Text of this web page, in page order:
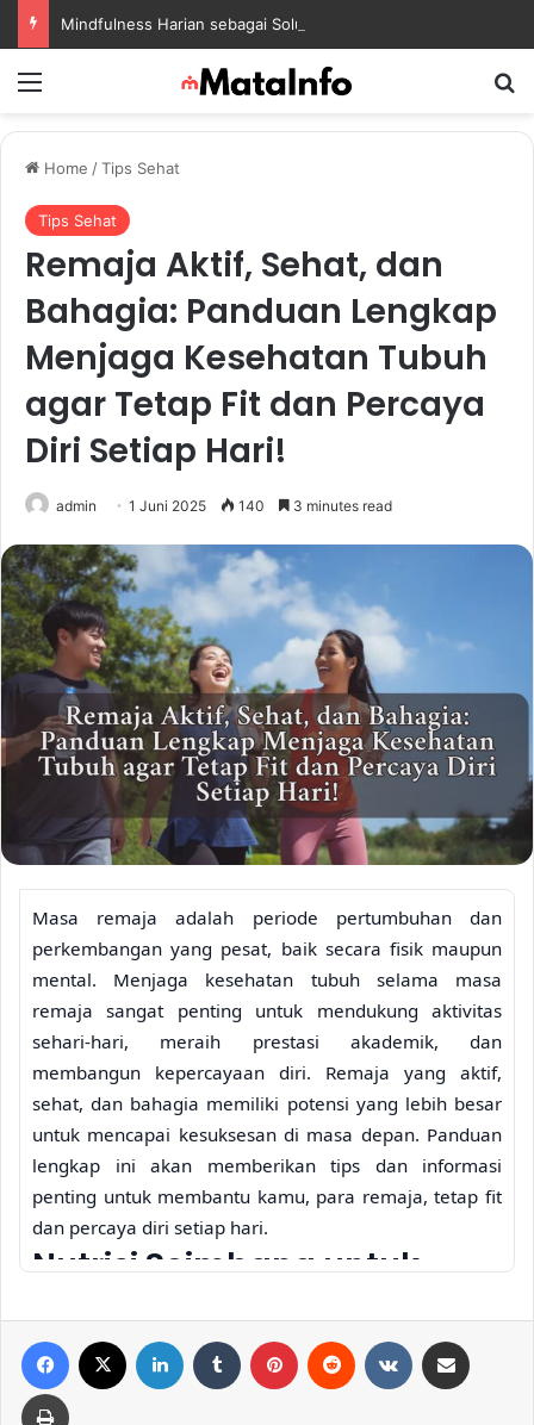
Home /Tips Sehat
Tips Sehat
Remaja Aktif, Sehat, dan
Bahagia: Panduan Lengkap
Menjaga Kesehatan Tubuh
agar Tetap Fit dan Percaya
Diri Setiap Hari!
admin 1 Juni 2025 140 3 minutes read
Masa remaja adalah periode pertumbuhan dan
perkembangan yang pesat, baik secara fisik maupun
mental. Menjaga kesehatan tubuh selama masa
remaja sangat penting untuk mendukung aktivitas
sehari-hari, meraih prestasi akademik, dan
membangun kepercayaan diri. Remaja yang aktif,
sehat, dan bahagia memiliki potensi yang lebih besar
untuk mencapai kesuksesan di masa depan. Panduan
lengkap ini akan memberikan tips dan informasi
penting untuk membantu kamu, para remaja, tetap fit
dan percaya diri setiap hari.
Nutrisi Seimbang untuk
Remaja Aktif
Makanan bergizi merupakan fondasi kesehatan yang
kuat. Asupan nutrisi yang seimbang akan memberikan
energi yang cukup untuk aktivitas belajar, olahraga,